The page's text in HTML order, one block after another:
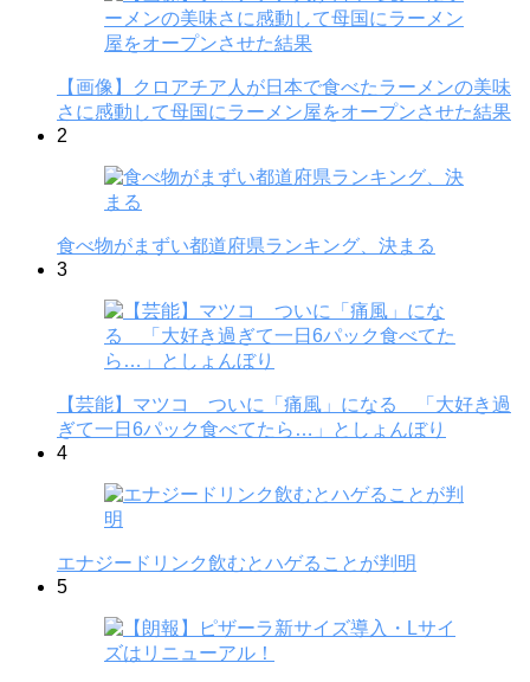
【画像】クロアチア人が日本で食べたラーメンの美味
さに感動して母国にラーメン屋をオープンさせた結果
2
食べ物がまずい都道府県ランキング、決まる
3
【芸能】マツコ ついに「痛風」になる 「大好き過
ぎて一日6パック食べてたら…」としょんぼり
4
エナジードリンク飲むとハゲることが判明
5